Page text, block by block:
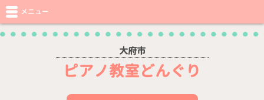
大府市
ピアノ教室どんぐり
メニュー